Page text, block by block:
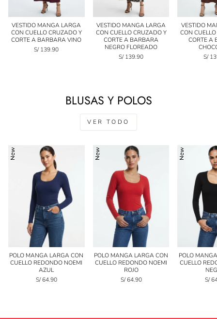
VESTIDO MANGA LARGA
CON CUELLO CRUZADO Y
CORTE A BARBARA VINO
S/ 139.90
VESTIDO MANGA LARGA
CON CUELLO CRUZADO Y
CORTE A BARBARA
NEGRO FLOREADO
S/ 139.90
VESTIDO
CON
CORTE A
S/
BLUSAS Y POLOS
VER TODO
POLO MANGA LARGA CON
CUELLO REDONDO NOEMI
AZUL
S/ 64.90
POLO MANGA LARGA CON
CUELLO REDONDO NOEMI
ROJO
S/ 64.90
POLO
CUELLO
S/